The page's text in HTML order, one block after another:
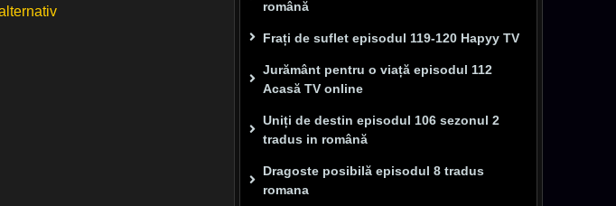
română
Frați de suflet episodul 119-120 Hapyy TV
Jurământ pentru o viață episodul 112
Acasă TV online
Uniți de destin episodul 106 sezonul 2
tradus in română
Dragoste posibilă episodul 8 tradus
romana